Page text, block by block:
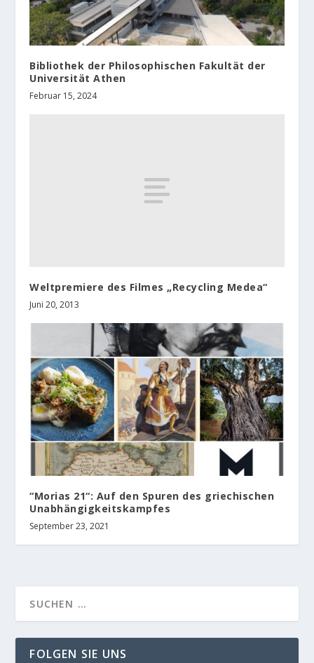
Bibliothek der Philosophischen Fakultät der
Universität Athen
Februar 15, 2024
Weltpremiere des Filmes „Recycling Medea“
Juni 20, 2013
“Morias 21“: Auf den Spuren des griechischen
Unabhängigkeitskampfes
September 23, 2021
FOLGEN SIE UNS